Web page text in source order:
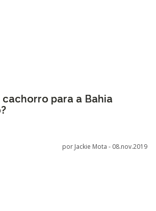
para a Bahia
por Jackie Mota - 08.nov.2019